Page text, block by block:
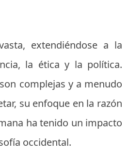
extendiéndose a la
la ética y la política.
complejas y a menudo
su enfoque en la razón
ha tenido un impacto
occidental.